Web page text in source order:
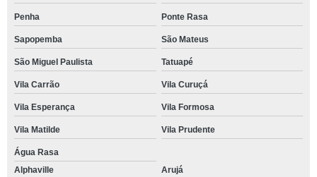
Penha Ponte Rasa
Sapopemba São Mateus
São Miguel Paulista Tatuapé
Vila Carrão Vila Curuçá
Vila Esperança Vila Formosa
Vila Matilde Vila Prudente
Água Rasa
Alphaville
Arujá